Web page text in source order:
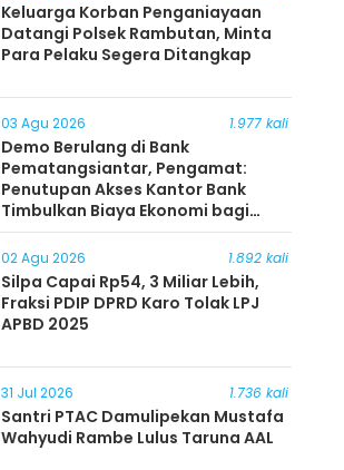
Keluarga Korban Penganiayaan
Datangi Polsek Rambutan, Minta
Para Pelaku Segera Ditangkap
03 Agu 2026 1.977 kali
Demo Berulang di Bank
Pematangsiantar, Pengamat:
Penutupan Akses Kantor Bank
Timbulkan Biaya Ekonomi bagi
Masyarakat
02 Agu 2026 1.892 kali
Silpa Capai Rp54, 3 Miliar Lebih,
Fraksi PDIP DPRD Karo Tolak LPJ
APBD 2025
31 Jul 2026 1.736 kali
Santri PTAC Damulipekan Mustafa
Wahyudi Rambe Lulus Taruna AAL